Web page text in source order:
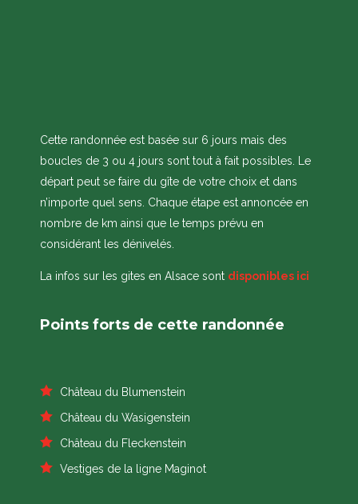
Cette randonnée est basée sur 6 jours mais des
boucles de 3 ou 4 jours sont tout à fait possibles. Le
départ peut se faire du gîte de votre choix et dans
n’importe quel sens. Chaque étape est annoncée en
nombre de km ainsi que le temps prévu en
considérant les dénivelés.
La infos sur les gites en Alsace sont disponibles ici
Points forts de cette randonnée
Château du Blumenstein
Château du Wasigenstein
Château du Fleckenstein
Vestiges de la ligne Maginot